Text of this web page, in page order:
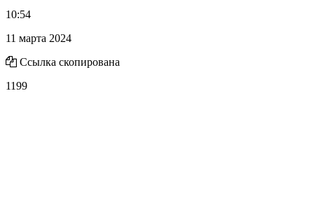
10:54
11 марта 2024
Ссылка скопирована
1199